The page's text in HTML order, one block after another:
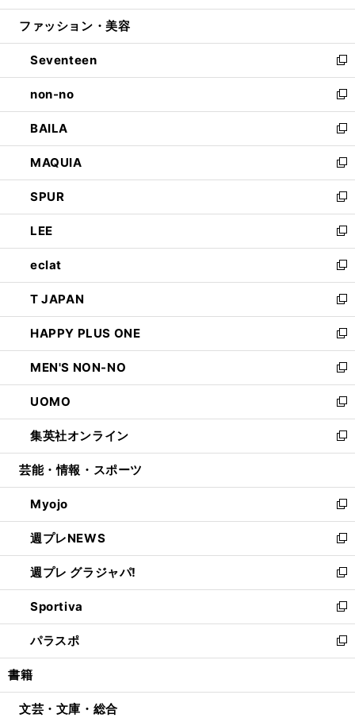
開
ウ
開
く
ン
ウ
で
開
く
ウ
ン
ド
ウ
で
開
く
ファッション・美容
Seventeen
新
し
い
ウ
ィ
ン
ド
ウ
で
開
く
non-no
新
し
い
ウ
ィ
ン
ド
ウ
で
開
く
BAILA
新
し
い
ウ
ィ
ン
ド
ウ
で
開
く
MAQUIA
新
し
い
ウ
ィ
ン
ド
ウ
で
開
く
SPUR
新
し
い
ウ
ィ
ン
ド
ウ
で
開
く
LEE
新
し
い
ウ
ィ
ン
ド
ウ
で
開
く
eclat
新
し
い
ウ
ィ
ン
ド
ウ
で
開
く
T JAPAN
新
し
い
ウ
ィ
ン
ド
ウ
で
開
HAPPY PLUS ONE
新
し
い
ウ
ィ
ン
ド
ウ
開
く
MEN'S NON-NO
新
し
い
ウ
ィ
ン
ウ
で
開
く
UOMO
新
し
い
ウ
ン
ド
ウ
で
開
く
集英社オンライン
新
し
ウ
ィ
ン
ド
ウ
で
開
く
芸能・情報・スポーツ
Myojo
新
し
い
ウ
ィ
ン
ド
ウ
で
開
週プレNEWS
新
し
い
ウ
ィ
ン
ド
ウ
開
週プレ グラジャパ!
新
し
い
ウ
ィ
ン
ウ
Sportiva
新
し
い
ウ
ン
パラスポ
新
し
ウ
書籍
文芸・文庫・総合